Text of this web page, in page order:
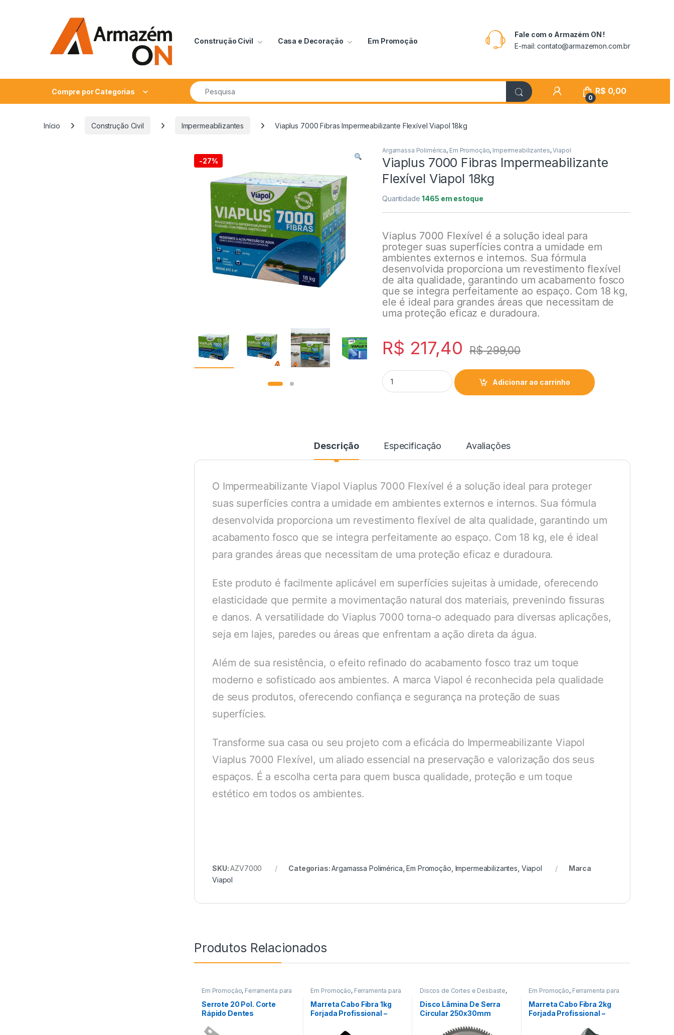
Construção Civil Casa e Decoração Em Promoção
Fale com o Armazém ON !
E-mail: contato@armazemon.com.br
Compre por Categorias
0
R$ 0,00
Início Construção Civil Impermeabilizantes Viaplus 7000 Fibras Impermeabilizante Flexível Viapol 18kg
-27%
Argamassa Polimérica, Em Promoção, Impermeabilizantes,Viapol
Viaplus 7000 Fibras Impermeabilizante
Flexível Viapol 18kg
Quantidade1465 em estoque
Viaplus 7000 Flexível é a solução ideal para
proteger suas superfícies contra a umidade em
ambientes externos e internos. Sua fórmula
desenvolvida proporciona um revestimento flexível
de alta qualidade, garantindo um acabamento fosco
que se integra perfeitamente ao espaço. Com 18 kg,
ele é ideal para grandes áreas que necessitam de
uma proteção eficaz e duradoura.
R$ 217,40 R$299,00
Adicionar ao carrinho
Descrição Especificação Avaliações
O Impermeabilizante Viapol Viaplus 7000 Flexível é a solução ideal para proteger
suas superfícies contra a umidade em ambientes externos e internos. Sua fórmula
desenvolvida proporciona um revestimento flexível de alta qualidade, garantindo um
acabamento fosco que se integra perfeitamente ao espaço. Com 18 kg, ele é ideal
para grandes áreas que necessitam de uma proteção eficaz e duradoura.
Este produto é facilmente aplicável em superfícies sujeitas à umidade, oferecendo
elasticidade que permite a movimentação natural dos materiais, prevenindo fissuras
e danos. A versatilidade do Viaplus 7000 torna-o adequado para diversas aplicações,
seja em lajes, paredes ou áreas que enfrentam a ação direta da água.
Além de sua resistência, o efeito refinado do acabamento fosco traz um toque
moderno e sofisticado aos ambientes. A marca Viapol é reconhecida pela qualidade
de seus produtos, oferecendo confiança e segurança na proteção de suas
superfícies.
Transforme sua casa ou seu projeto com a eficácia do Impermeabilizante Viapol
Viaplus 7000 Flexível, um aliado essencial na preservação e valorização dos seus
espaços. É a escolha certa para quem busca qualidade, proteção e um toque
estético em todos os ambientes.
SKU:AZV7000 Categorias:Argamassa Polimérica ,Em Promoção Impermeabilizantes Viapol
Marca
Viapol
Produtos Relacionados
Em Promoção, Ferramenta para
Construção Civil
Ferramentas
Serrote 20 Pol. Corte
Rápido Dentes
Em Promoção, Ferramenta para
Construção Civil
Ferramentas
Marreta Cabo Fibra 1kg
Forjada Profissional –
Discos de Cortes e Desbaste,
Disco Lâmina De Serra
Circular 250x30mm
Em Promoção, Ferramenta para
Construção Civil
Ferramentas
Marreta Cabo Fibra 2kg
Forjada Profissional –